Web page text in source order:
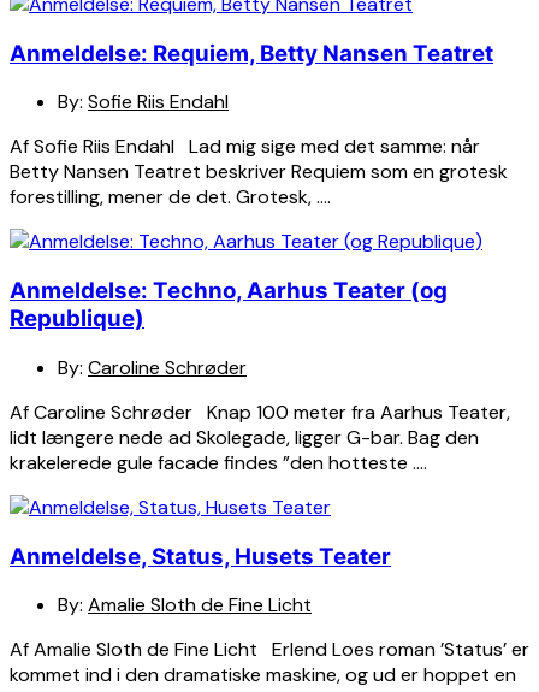
Anmeldelse: Requiem, Betty Nansen Teatret
By: Sofie Riis Endahl
Af Sofie Riis Endahl Lad mig sige med det samme: når
Betty Nansen Teatret beskriver Requiem som en grotesk
forestilling, mener de det. Grotesk, ….
Anmeldelse: Techno, Aarhus Teater (og
Republique)
By: Caroline Schrøder
Af Caroline Schrøder Knap 100 meter fra Aarhus Teater,
lidt længere nede ad Skolegade, ligger G-bar. Bag den
krakelerede gule facade findes ”den hotteste ….
Anmeldelse, Status, Husets Teater
By: Amalie Sloth de Fine Licht
Af Amalie Sloth de Fine Licht Erlend Loes roman ’Status’ er
kommet ind i den dramatiske maskine, og ud er hoppet en